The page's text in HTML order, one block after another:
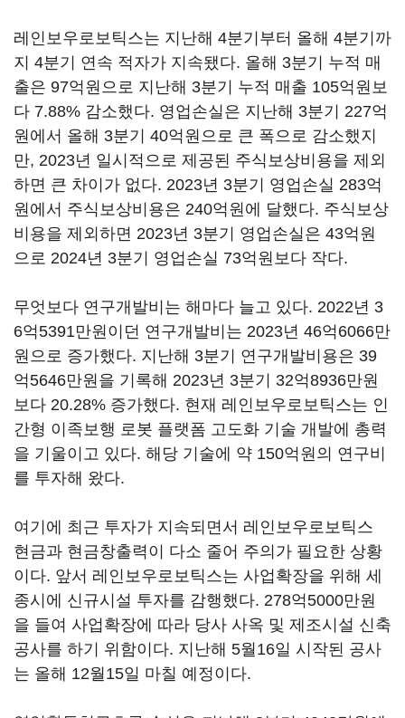
레인보우로보틱스는 지난해 4분기부터 올해 4분기까
지 4분기 연속 적자가 지속됐다. 올해 3분기 누적 매
출은 97억원으로 지난해 3분기 누적 매출 105억원보
다 7.88% 감소했다. 영업손실은 지난해 3분기 227억
원에서 올해 3분기 40억원으로 큰 폭으로 감소했지
만, 2023년 일시적으로 제공된 주식보상비용을 제외
하면 큰 차이가 없다. 2023년 3분기 영업손실 283억
원에서 주식보상비용은 240억원에 달했다. 주식보상
비용을 제외하면 2023년 3분기 영업손실은 43억원
으로 2024년 3분기 영업손실 73억원보다 작다.
무엇보다 연구개발비는 해마다 늘고 있다. 2022년 3
6억5391만원이던 연구개발비는 2023년 46억6066만
원으로 증가했다. 지난해 3분기 연구개발비용은 39
억5646만원을 기록해 2023년 3분기 32억8936만원
보다 20.28% 증가했다. 현재 레인보우로보틱스는 인
간형 이족보행 로봇 플랫폼 고도화 기술 개발에 총력
을 기울이고 있다. 해당 기술에 약 150억원의 연구비
를 투자해 왔다.
여기에 최근 투자가 지속되면서 레인보우로보틱스
현금과 현금창출력이 다소 줄어 주의가 필요한 상황
이다. 앞서 레인보우로보틱스는 사업확장을 위해 세
종시에 신규시설 투자를 감행했다. 278억5000만원
을 들여 사업확장에 따라 당사 사옥 및 제조시설 신축
공사를 하기 위함이다. 지난해 5월16일 시작된 공사
는 올해 12월15일 마칠 예정이다.